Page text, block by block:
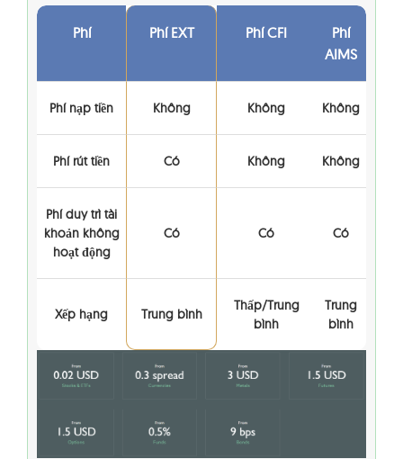
Phí Phí EXT Phí CFI
Phí
AIMS
Phí nạp tiền Không Không Không
Phí rút tiền Có Không Không
Phí duy trì tài
khoản không
hoạt động
Có Có Có
Xếp hạng Trung bình
Thấp/Trung
bình
Trung
bình